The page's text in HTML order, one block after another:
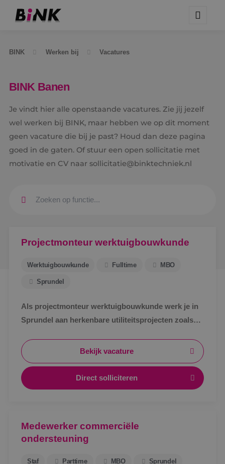
BINK Werken bij Vacatures
BINK Banen
Je vindt hier alle openstaande vacatures. Zie jij jezelf
wel werken bij BINK, maar hebben we op dit moment
geen vacature die bij je past? Houd dan deze pagina
goed in de gaten. Of stuur een open sollicitatie met
motivatie en CV naar sollicitatie@binktechniek.nl
Projectmonteur werktuigbouwkunde
Werktuigbouwkunde Fulltime MBO
Sprundel
Als projectmonteur werktuigbouwkunde werk je in
Sprundel aan herkenbare utiliteitsprojecten zoals
zichtbaar resultaat en korte lijnen.
Bekijk vacature
Direct solliciteren
Medewerker commerciële
ondersteuning
Staf Parttime MBO Sprundel